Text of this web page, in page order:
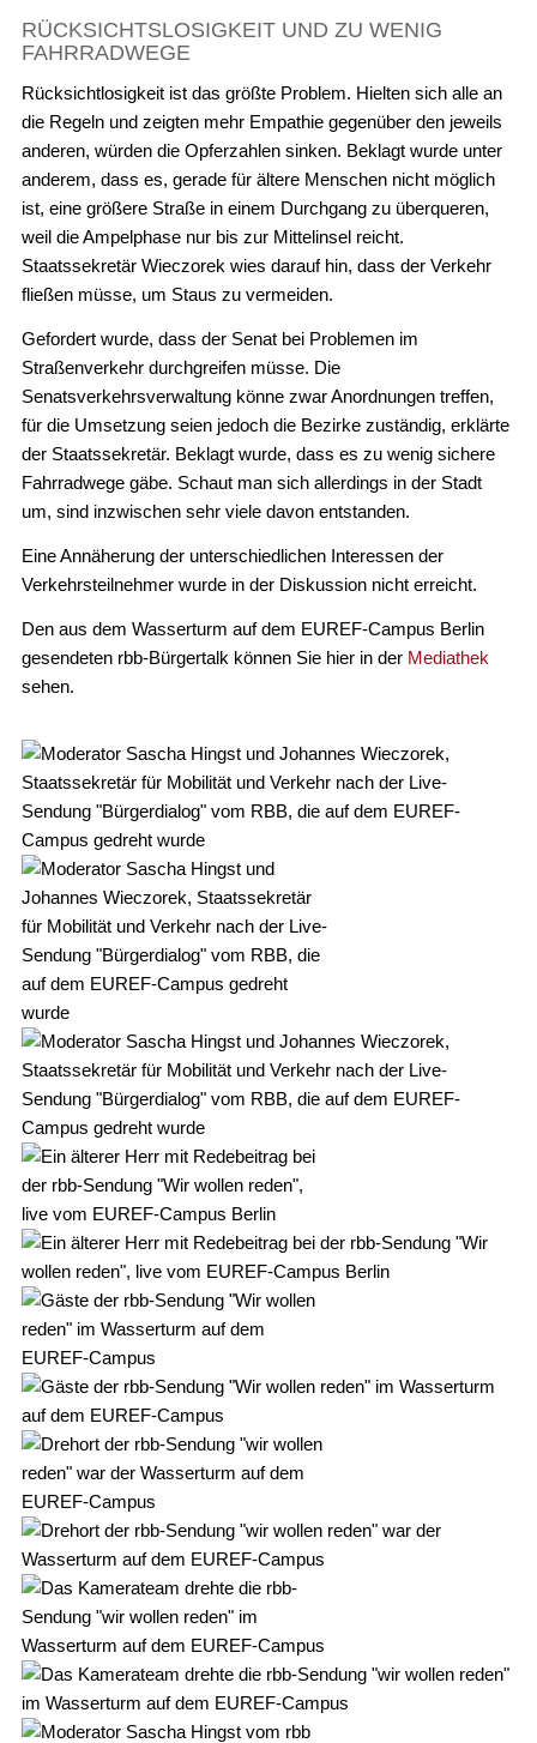
RÜCKSICHTSLOSIGKEIT UND ZU WENIG
FAHRRADWEGE
Rücksichtlosigkeit ist das größte Problem. Hielten sich alle an
die Regeln und zeigten mehr Empathie gegenüber den jeweils
anderen, würden die Opferzahlen sinken. Beklagt wurde unter
anderem, dass es, gerade für ältere Menschen nicht möglich
ist, eine größere Straße in einem Durchgang zu überqueren,
weil die Ampelphase nur bis zur Mittelinsel reicht.
Staatssekretär Wieczorek wies darauf hin, dass der Verkehr
fließen müsse, um Staus zu vermeiden.
Gefordert wurde, dass der Senat bei Problemen im
Straßenverkehr durchgreifen müsse. Die
Senatsverkehrsverwaltung könne zwar Anordnungen treffen,
für die Umsetzung seien jedoch die Bezirke zuständig, erklärte
der Staatssekretär. Beklagt wurde, dass es zu wenig sichere
Fahrradwege gäbe. Schaut man sich allerdings in der Stadt
um, sind inzwischen sehr viele davon entstanden.
Eine Annäherung der unterschiedlichen Interessen der
Verkehrsteilnehmer wurde in der Diskussion nicht erreicht.
Den aus dem Wasserturm auf dem EUREF-Campus Berlin
gesendeten rbb-Bürgertalk können Sie hier in der Mediathek
sehen.